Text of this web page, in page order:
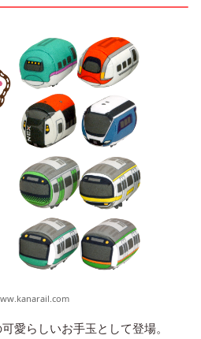
愛らしいお手玉として登場。